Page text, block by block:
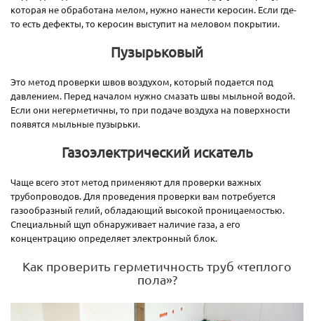
которая не обработана мелом, нужно нанести керосин. Если где-
то есть дефекты, то керосин выступит на меловом покрытии.
Пузырьковый
Это метод проверки швов воздухом, который подается под
давлением. Перед началом нужно смазать швы мыльной водой.
Если они негерметичны, то при подаче воздуха на поверхности
появятся мыльные пузырьки.
Газоэлектрический искатель
Чаще всего этот метод применяют для проверки важных
трубопроводов. Для проведения проверки вам потребуется
газообразный гелий, обладающий высокой проницаемостью.
Специальный щуп обнаруживает наличие газа, а его
концентрацию определяет электронный блок.
Как проверить герметичность труб «теплого
пола»?